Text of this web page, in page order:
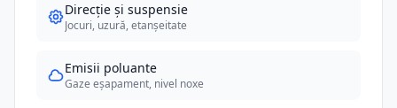
Direcție și suspensie
Jocuri, uzură, etanșeitate
Emisii poluante
Gaze eșapament, nivel noxe